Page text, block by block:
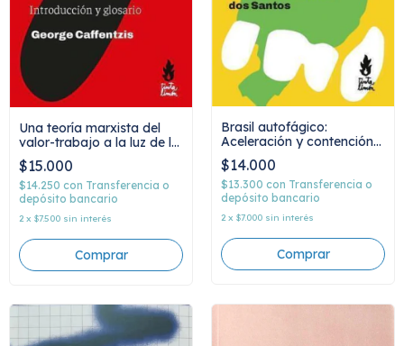
Una teoría marxista del
valor-trabajo a la luz de la
industria petrolera:
Introducción y glosario,
George Caffentzis
$15.000
$14.250 con Transferencia o
depósito bancario
2 x $7.500 sin interés
Brasil autofágico:
Aceleración y contención
entre Bolsonaro y Lula,
Daniel Feldmann y Fabio
Luis Barbosa dos Santos
$14.000
$13.300 con Transferencia o
depósito bancario
2 x $7.000 sin interés